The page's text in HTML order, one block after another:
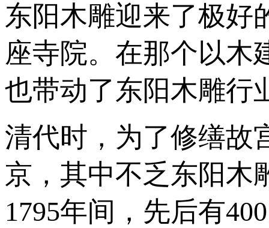
东阳木雕迎来了极好
座寺院。在那个以木
也带动了东阳木雕行
清代时，为了修缮故
京，其中不乏东阳木
1795年间，先后有